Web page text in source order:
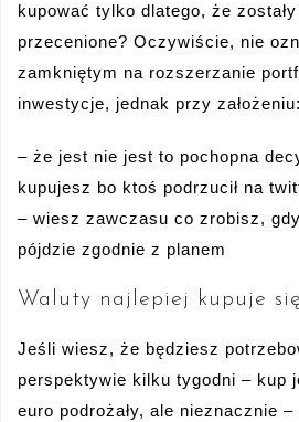
kupować tylko dlatego, że
przecenione? Oczywiście, nie
zamkniętym na rozszerzanie
inwestycje, jednak przy założeniu:
– że jest nie jest to pochopna
kupujesz bo ktoś podrzucił na
– wiesz zawczasu co zrobisz,
pójdzie zgodnie z planem
Waluty najlepiej kupuje
Jeśli wiesz, że będziesz
perspektywie kilku tygodni – kup
euro podrożały, ale nieznacznie –